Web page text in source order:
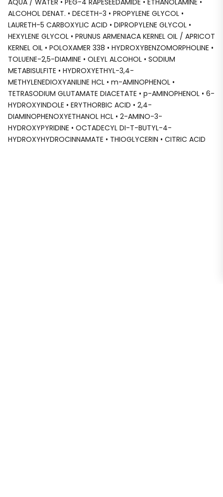
ALCOHOL DENAT. • DECETH-3 • PROPYLENE GLYCOL •
LAURETH-5 CARBOXYLIC ACID • DIPROPYLENE GLYCOL •
HEXYLENE GLYCOL • PRUNUS ARMENIACA KERNEL OIL / APRICOT
KERNEL OIL • POLOXAMER 338 • HYDROXYBENZOMORPHOLINE •
TOLUENE-2,5-DIAMINE • OLEYL ALCOHOL • SODIUM
METABISULFITE • HYDROXYETHYL-3,4-
METHYLENEDIOXYANILINE HCL • m-AMINOPHENOL •
TETRASODIUM GLUTAMATE DIACETATE • p-AMINOPHENOL • 6-
HYDROXYINDOLE • ERYTHORBIC ACID • 2,4-
DIAMINOPHENOXYETHANOL HCL • 2-AMINO-3-
HYDROXYPYRIDINE • OCTADECYL DI-T-BUTYL-4-
HYDROXYHYDROCINNAMATE • THIOGLYCERIN • CITRIC ACID